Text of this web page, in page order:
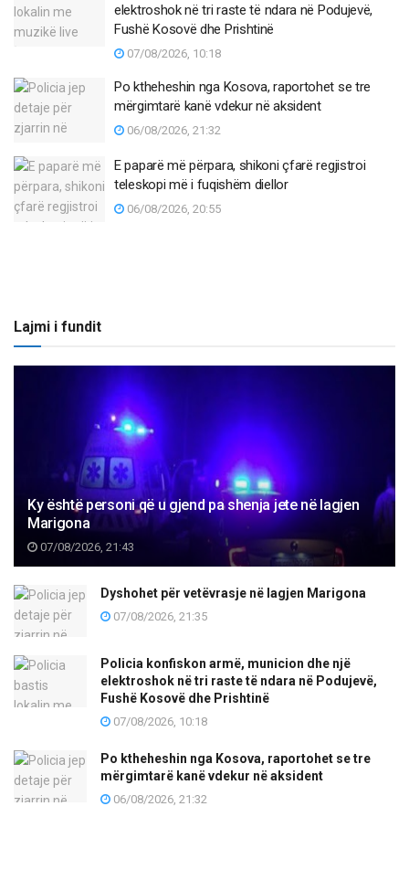
elektroshok në tri raste të ndara në Podujevë,
Fushë Kosovë dhe Prishtinë
07/08/2026, 10:18
Po ktheheshin nga Kosova, raportohet se tre
mërgimtarë kanë vdekur në aksident
06/08/2026, 21:32
E paparë më përpara, shikoni çfarë regjistroi
teleskopi më i fuqishëm diellor
06/08/2026, 20:55
Lajmi i fundit
Ky është personi që u gjend pa shenja jete në lagjen
Marigona
07/08/2026, 21:43
Dyshohet për vetëvrasje në lagjen Marigona
07/08/2026, 21:35
Policia konfiskon armë, municion dhe një
elektroshok në tri raste të ndara në Podujevë,
Fushë Kosovë dhe Prishtinë
07/08/2026, 10:18
Po ktheheshin nga Kosova, raportohet se tre
mërgimtarë kanë vdekur në aksident
06/08/2026, 21:32